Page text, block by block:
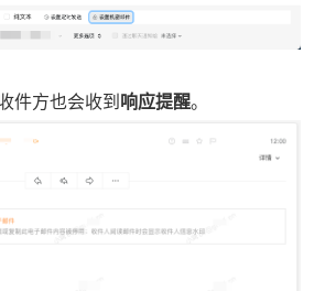
件方也会收到 响应提醒。